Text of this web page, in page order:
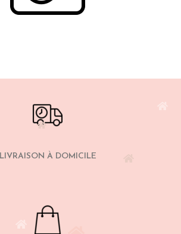
LIVRAISON À DOMICILE